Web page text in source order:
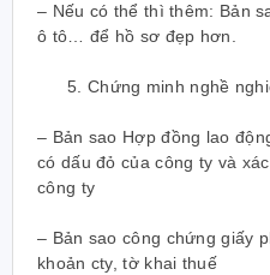
– Nếu có thể thì thêm: Bản
ô tô… để hồ sơ đẹp hơn.
Chứng minh nghề
– Bản sao Hợp đồng lao
có dấu đỏ của công ty và
công ty
– Bản sao công chứng giấy
khoản cty, tờ khai thuế